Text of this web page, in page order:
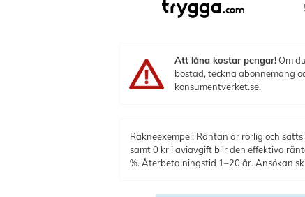
Att låna kostar pengar!Om
bostad, teckna abonnemang
konsumentverket.se.
Räkneexempel: Räntan är rörlig och
samt 0 kr i aviavgift blir den effektiva
%. Återbetalningstid 1–20 år. Ansökan